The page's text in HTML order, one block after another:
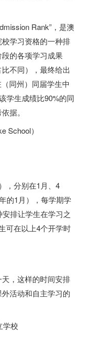
Rank”，是澳
学习资格的一种排
的各项学习成果
不同），最终给出
同州）同届学生中
学生成绩比90%的同
据。
School）
，分别在1月、4
的1月），每学期学
排让学生在学习之
可在以上4个开学时
，这样的时间安排
活动和自主学习的
学校